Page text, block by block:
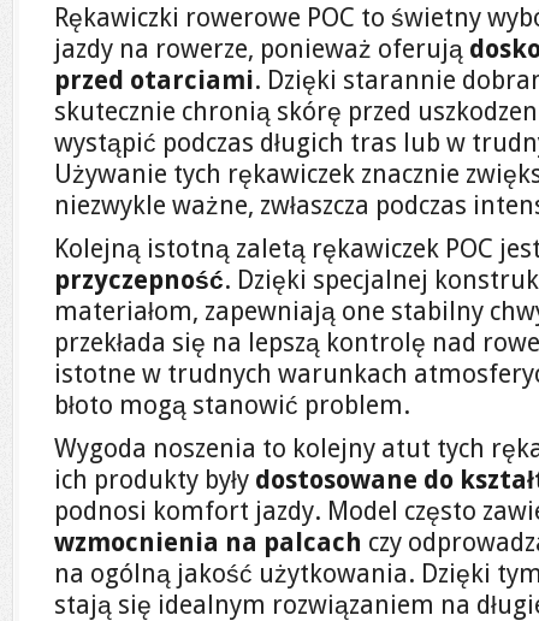
Rękawiczki rowerowe POC to świetny
jazdy na rowerze, ponieważ oferują
przed otarciami. Dzięki starannie
skutecznie chronią skórę przed
wystąpić podczas długich tras lub w
Używanie tych rękawiczek znacznie
niezwykle ważne, zwłaszcza podczas
Kolejną istotną zaletą rękawiczek POC
przyczepność. Dzięki specjalnej
materiałom, zapewniają one stabilny
przekłada się na lepszą kontrolę nad
istotne w trudnych warunkach
błoto mogą stanowić problem.
Wygoda noszenia to kolejny atut tych
ich produkty były dostosowane do
podnosi komfort jazdy. Model często
wzmocnienia na palcach czy
na ogólną jakość użytkowania. Dzięki
stają się idealnym rozwiązaniem na